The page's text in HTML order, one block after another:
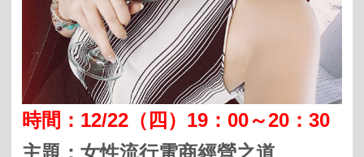
時間： 12/22 （四） 19 ： 00～20 ：30